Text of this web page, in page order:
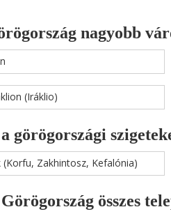
nagyobb
(Iráklio)
görögországi
(Korfu, Zakhintosz, Kefalónia)
összes